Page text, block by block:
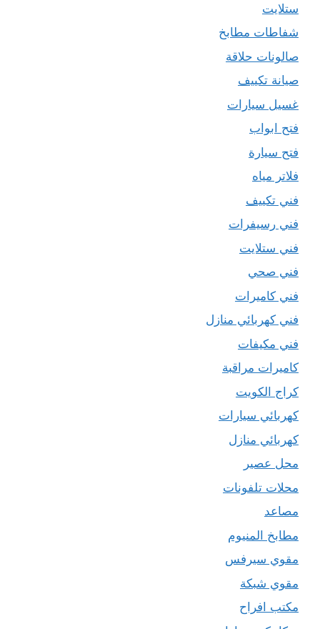
ستلايت
شفاطات مطابخ
صالونات حلاقة
صيانة تكييف
غسيل سيارات
فتح ابواب
فتح سيارة
فلاتر مياه
فني تكييف
فني رسيفرات
فني ستلايت
فني صحي
فني كاميرات
فني كهربائي منازل
فني مكيفات
كاميرات مراقبة
كراج الكويت
كهربائي سيارات
كهربائي منازل
محل عصير
محلات تلفونات
مصاعد
مطابخ المنيوم
مقوي سيرفس
مقوي شبكة
مكتب افراح